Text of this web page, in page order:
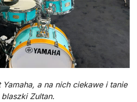
a na nich ciekawe i tanie
blaszki Zultan.